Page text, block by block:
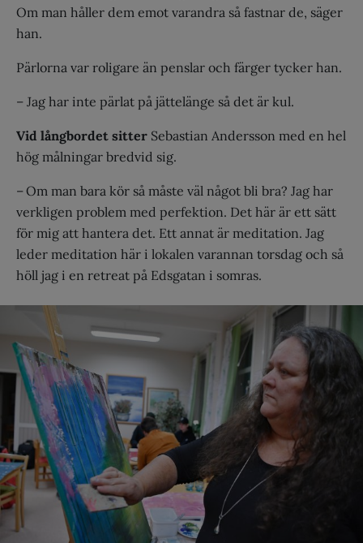
Om man håller dem emot varandra så fastnar de, säger
han.
Pärlorna var roligare än penslar och färger tycker han.
– Jag har inte pärlat på jättelänge så det är kul.
Vid långbordet sitter Sebastian Andersson med en hel
hög målningar bredvid sig.
– Om man bara kör så måste väl något bli bra? Jag har
verkligen problem med perfektion. Det här är ett sätt
för mig att hantera det. Ett annat är meditation. Jag
leder meditation här i lokalen varannan torsdag och så
höll jag i en retreat på Edsgatan i somras.